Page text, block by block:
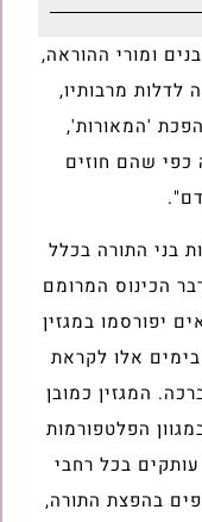
ומורי ההוראה,
לדלות מרבותיו,
'המאורות',
כפי שהם חוזים
בני התורה בכלל
הכינוס המרומם
יפורסמו במגזין
אלו לקראת
המגזין כמובן
הפלטפורמות
של 'המאורות', וכן יחולק ב10.000 עותקים בכל רחבי
בהפצת התורה,